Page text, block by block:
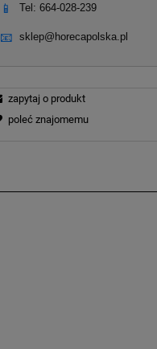
📱 Tel: 664-028-239
📧 sklep@horecapolska.pl
zapytaj o produkt
poleć znajomemu